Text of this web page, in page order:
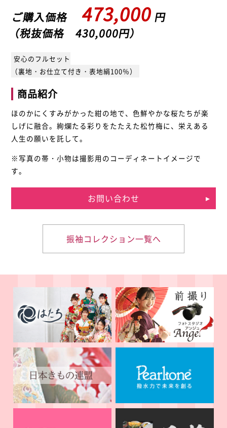
ご購入価格473,000 円
（税抜価格 430,000円）
安心のフルセット
（裏地・お仕立て付き・表地絹100％）
商品紹介
ほのかにくすみがかった紺の地で、色鮮やかな桜たちが楽
しげに融合。絢爛たる彩りをたたえた松竹梅に、栄えある
人生の願いを託して。
※写真の帯・小物は撮影用のコーディネートイメージで
す。
お問い合わせ
振袖コレクション一覧へ